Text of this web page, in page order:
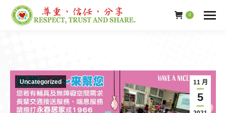
0
11 月
5
Uncategorized